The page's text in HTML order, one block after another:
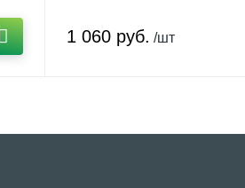
1 060 руб. /шт